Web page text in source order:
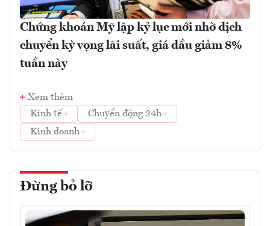
Chứng khoán Mỹ lập kỷ lục mới nhờ dịch
chuyển kỳ vọng lãi suất, giá dầu giảm 8%
tuần này
Xem thêm
Kinh tế
Chuyển động 24h
Kinh doanh
Đừng bỏ lỡ